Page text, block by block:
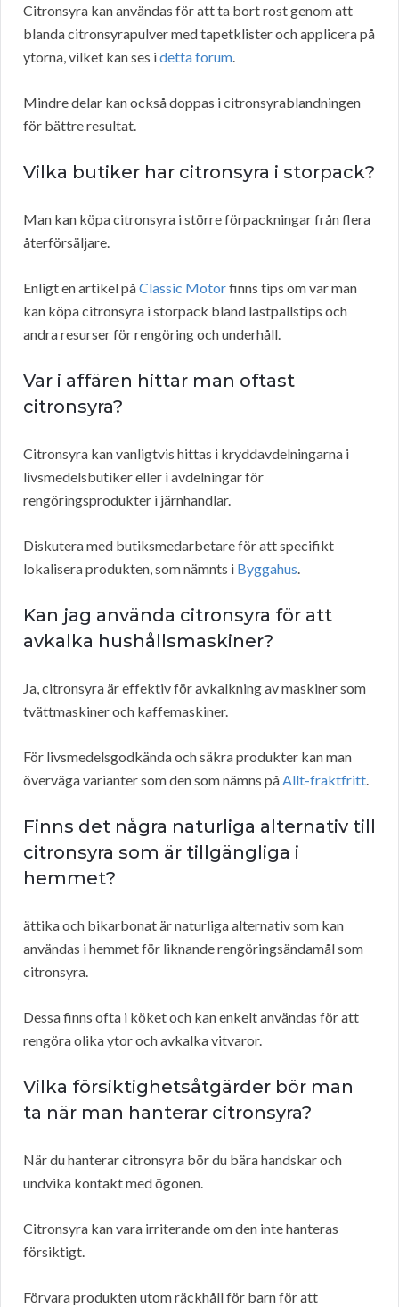
Citronsyra kan användas för att ta bort rost genom att
blanda citronsyrapulver med tapetklister och applicera på
ytorna, vilket kan ses idetta forum.
Mindre delar kan också doppas i citronsyrablandningen
för bättre resultat.
Vilka butiker har citronsyra i storpack?
Man kan köpa citronsyra i större förpackningar från flera
återförsäljare.
Enligt en artikel påClassic Motorfinns tips om var man
kan köpa citronsyra i storpack bland lastpallstips och
andra resurser för rengöring och underhåll.
Var i affären hittar man oftast
citronsyra?
Citronsyra kan vanligtvis hittas i kryddavdelningarna i
livsmedelsbutiker eller i avdelningar för
rengöringsprodukter i järnhandlar.
Diskutera med butiksmedarbetare för att specifikt
lokalisera produkten, som nämnts i Byggahus.
Kan jag använda citronsyra för att
avkalka hushållsmaskiner?
Ja, citronsyra är effektiv för avkalkning av maskiner som
tvättmaskiner och kaffemaskiner.
För livsmedelsgodkända och säkra produkter kan man
överväga varianter som den som nämns påAllt-fraktfritt.
Finns det några naturliga alternativ till
citronsyra som är tillgängliga i
hemmet?
ättika och bikarbonat är naturliga alternativ som kan
användas i hemmet för liknande rengöringsändamål som
citronsyra.
Dessa finns ofta i köket och kan enkelt användas för att
rengöra olika ytor och avkalka vitvaror.
Vilka försiktighetsåtgärder bör man
ta när man hanterar citronsyra?
När du hanterar citronsyra bör du bära handskar och
undvika kontakt med ögonen.
Citronsyra kan vara irriterande om den inte hanteras
försiktigt.
Förvara produkten utom räckhåll för barn för att